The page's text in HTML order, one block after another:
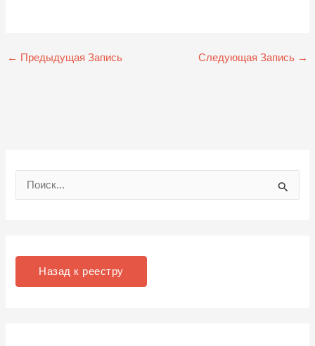
← Предыдущая Запись Следующая Запись →
Назад к реестру